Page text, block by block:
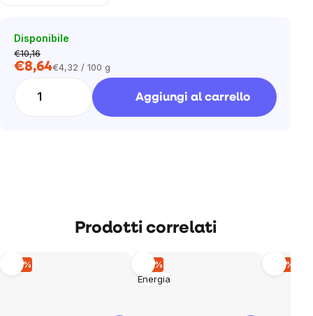
Disponibile
€10,16
€8,64Prezzo
€4,32 / 100 g
Aggiungi al carrello
Prodotti correlati
–15 %
Energia
–15 % –15 %